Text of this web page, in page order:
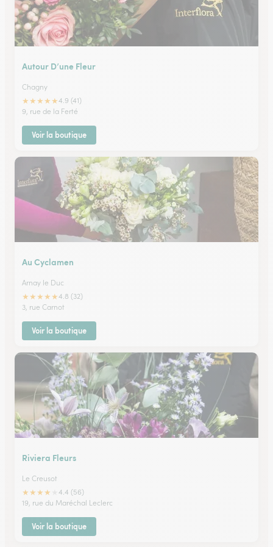
Autour D’une Fleur
Chagny
★★★★★4.9 (41)
9, rue de la Ferté
Voir la boutique
Au Cyclamen
Arnay le Duc
★★★★★4.8 (32)
3, rue Carnot
Voir la boutique
Riviera Fleurs
Le Creusot
★★★★
4.4 (56)
19, rue du Maréchal Leclerc
Voir la boutique